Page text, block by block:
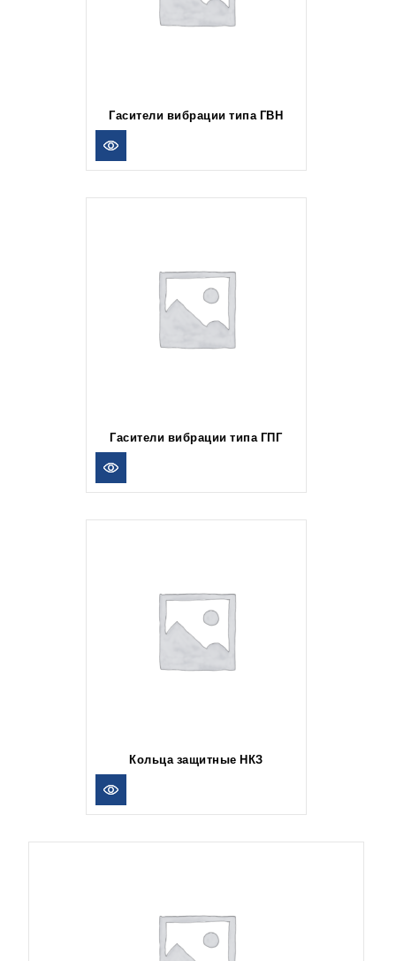
Гасители вибрации типа ГВН
Гасители вибрации типа ГПГ
Кольца защитные НКЗ